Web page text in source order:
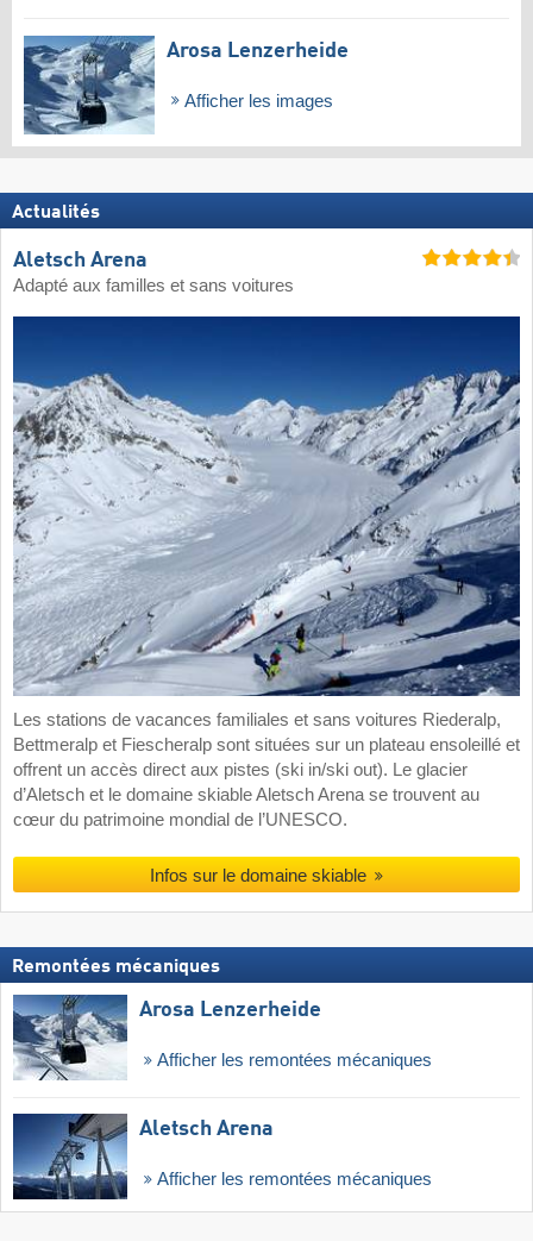
Arosa Lenzerheide
Afficher les images
Actualités
Aletsch Arena
Adapté aux familles et sans voitures
Les stations de vacances familiales et sans voitures Riederalp,
Bettmeralp et Fiescheralp sont situées sur un plateau ensoleillé et
offrent un accès direct aux pistes (ski in/ski out). Le glacier
d’Aletsch et le domaine skiable Aletsch Arena se trouvent au
cœur du patrimoine mondial de l’UNESCO.
Infos sur le domaine skiable
Remontées mécaniques
Arosa Lenzerheide
Afficher les remontées mécaniques
Aletsch Arena
Afficher les remontées mécaniques